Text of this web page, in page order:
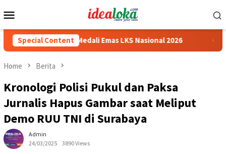
to
Menu
Special Content
Peraih Medali Emas LKS Nasional 2026 Cabai Jadi
Home Berita
Kronologi Polisi Pukul dan Paksa
Jurnalis Hapus Gambar saat Meliput
Demo RUU TNI di Surabaya
Admin
24/03/2025
3890 Views